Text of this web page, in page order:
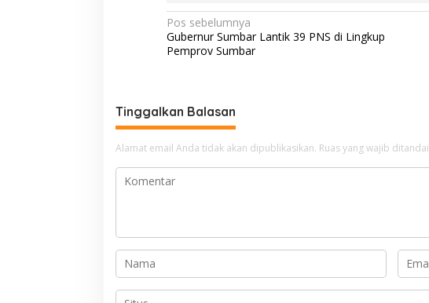
N
a
g
a
s
i
s
Pos sebelumnya
Gubernur Sumbar Lantik 39 PNS di Lingkup
Pemprov Sumbar
Tinggalkan Balasan
Alamat email Anda tidak akan dipublikasikan. Ruas yang wajib ditandai